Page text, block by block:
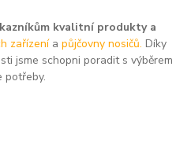
kvalitní produkty a
zařízení apůjčovny nosičů. Díky
jsme schopni poradit s výběrem
potřeby.